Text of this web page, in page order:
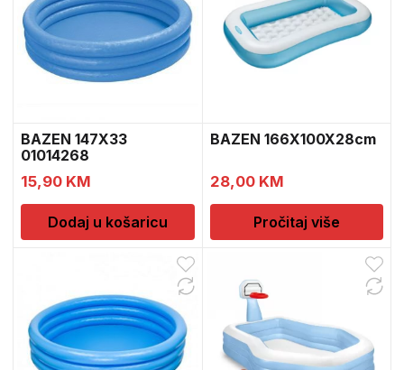
BAZEN 147X33
01014268
15,90 KM
Dodaj u košaricu
BAZEN 166X100X28cm
28,00 KM
Pročitaj više